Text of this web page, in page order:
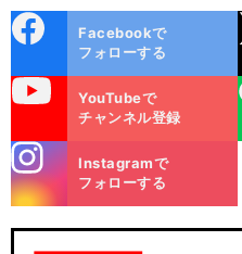
ok
Facebookで
フォローする
YouTubeで
チャンネル登録
LINE
m
Instagramで
フォローする